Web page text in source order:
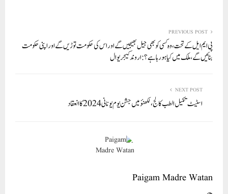
ha
A
pp
ce
ok
wi
r
nk
In
m
PREVIOUS POST
پی ایم ایل کے تحت، وہ کسی کو بھی جیل بھیجیں گے اور اس کی حکومت توڑیں گے اور اپنی حکومت
بنائیں گے، ملک میں کیا ہو رہا ہے؟: اروند کیجریوال
NEXT POST
اسٹیٹ تکمیل الطب کالج،لکھنؤ میں جشن یوم یونانی 2024کا انعقاد
Paigam Madre Watan